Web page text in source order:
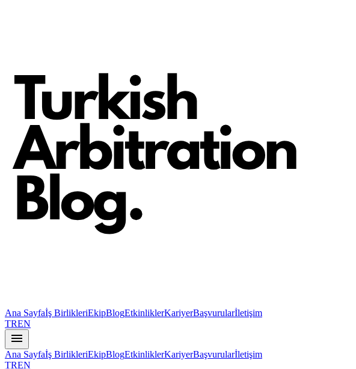
Ana Sayfaİş BirlikleriEkipBlogEtkinliklerKariyerBaşvurularİletişim
TREN
menu
Ana Sayfaİş BirlikleriEkipBlogEtkinliklerKariyerBaşvurularİletişim
TREN